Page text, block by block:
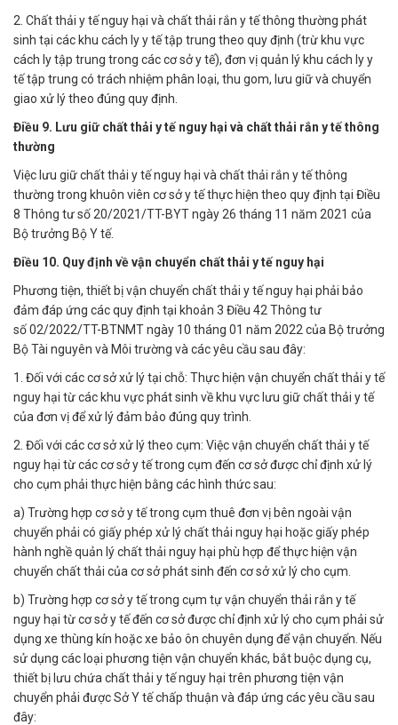
2. Chất thải y tế nguy hại và chất thải rắn y tế thông thường phát
sinh tại các khu cách ly y tế tập trung theo quy định (trừ khu vực
cách ly tập trung trong các cơ sở y tế), đơn vị quản lý khu cách ly y
tế tập trung có trách nhiệm phân loại, thu gom, lưu giữ và chuyển
giao xử lý theo đúng quy định.
Điều 9. Lưu giữ chất thải y tế nguy hại và chất thải rắn y tế thông
thường
Việc lưu giữ chất thải y tế nguy hại và chất thải rắn y tế thông
thường trong khuôn viên cơ sở y tế thực hiện theo quy định tại Điều
8 Thông tư số 20/2021/TT-BYT ngày 26 tháng 11 năm 2021 của
Bộ trưởng Bộ Y tế.
Điều 10. Quy định về vận chuyển chất thải y tế nguy hại
Phương tiện, thiết bị vận chuyển chất thải y tế nguy hại phải bảo
đảm đáp ứng các quy định tại khoản 3 Điều 42 Thông tư
số 02/2022/TT-BTNMT ngày 10 tháng 01 năm 2022 của Bộ trưởng
Bộ Tài nguyên và Môi trường và các yêu cầu sau đây:
1. Đối với các cơ sở xử lý tại chỗ: Thực hiện vận chuyển chất thải y tế
nguy hại từ các khu vực phát sinh về khu vực lưu giữ chất thải y tế
của đơn vị để xử lý đảm bảo đúng quy trình.
2. Đối với các cơ sở xử lý theo cụm: Việc vận chuyển chất thải y tế
nguy hại từ các cơ sở y tế trong cụm đến cơ sở được chỉ định xử lý
cho cụm phải thực hiện bằng các hình thức sau:
a) Trường hợp cơ sở y tế trong cụm thuê đơn vị bên ngoài vận
chuyển phải có giấy phép xử lý chất thải nguy hại hoặc giấy phép
hành nghề quản lý chất thải nguy hại phù hợp để thực hiện vận
chuyển chất thải của cơ sở phát sinh đến cơ sở xử lý cho cụm.
b) Trường hợp cơ sở y tế trong cụm tự vận chuyển thải rắn y tế
nguy hại từ cơ sở y tế đến cơ sở được chỉ định xử lý cho cụm phải sử
dụng xe thùng kín hoặc xe bảo ôn chuyên dụng để vận chuyển. Nếu
sử dụng các loại phương tiện vận chuyển khác, bắt buộc dụng cụ,
thiết bị lưu chứa chất thải y tế nguy hại trên phương tiện vận
chuyển phải được Sở Y tế chấp thuận và đáp ứng các yêu cầu sau
đây: